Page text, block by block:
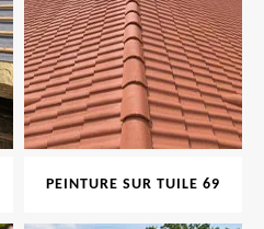
PEINTURE SUR TUILE 69